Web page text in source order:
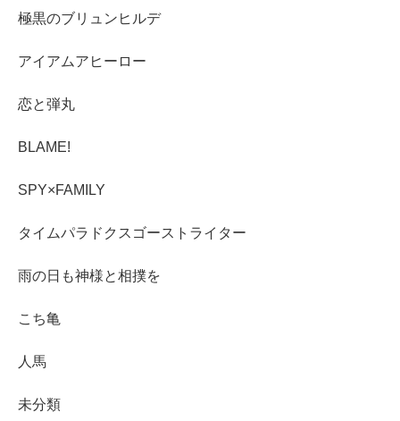
極黒のブリュンヒルデ
アイアムアヒーロー
恋と弾丸
BLAME!
SPY×FAMILY
タイムパラドクスゴーストライター
雨の日も神様と相撲を
こち亀
人馬
未分類